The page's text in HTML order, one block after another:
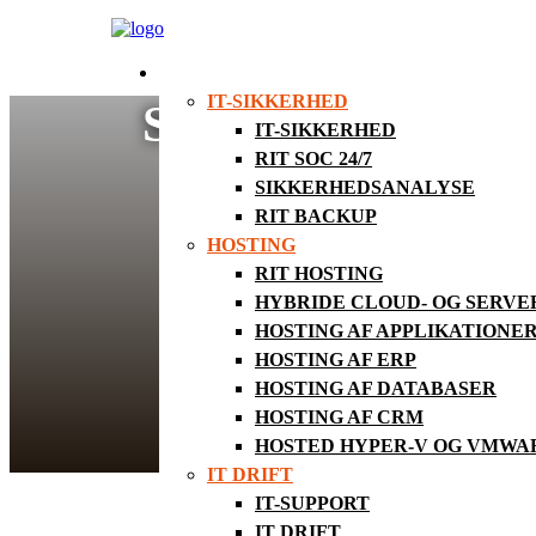
IT-SIKKERHED
IT-SIKKERHED
RIT SOC 24/7
SIKKERHEDSANALYSE
RIT BACKUP
HOSTING
RIT HOSTING
HYBRIDE CLOUD- OG
HOSTING AF APPLIKATIONER
HOSTING AF ERP
HOSTING AF DATABASER
HOSTING AF CRM
HOSTED HYPER-V OG
IT DRIFT
IT-SUPPORT
IT DRIFT
SOCIALT
Da Mobile World Congress blev
socialt eksperiment på uvidende